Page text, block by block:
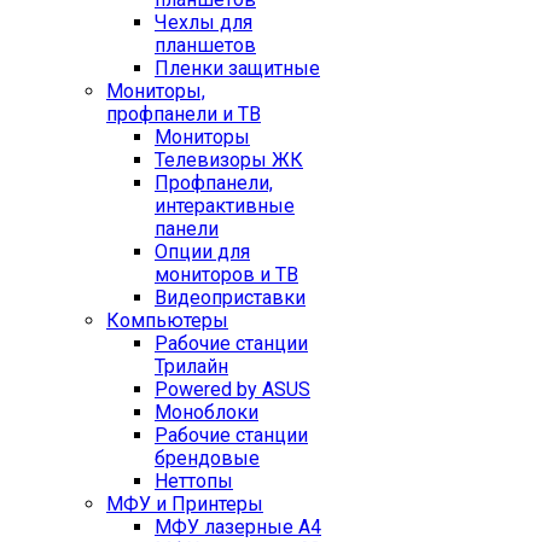
Чехлы для
планшетов
Пленки защитные
Мониторы,
профпанели и ТВ
Мониторы
Телевизоры ЖК
Профпанели,
интерактивные
панели
Опции для
мониторов и ТВ
Видеоприставки
Компьютеры
Рабочие станции
Трилайн
Powered by ASUS
Моноблоки
Рабочие станции
брендовые
Неттопы
МФУ и Принтеры
МФУ лазерные А4